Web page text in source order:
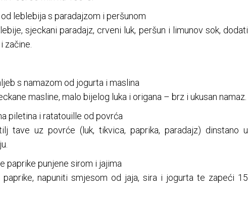
leblebija s paradajzom i peršunom
sjeckani paradajz, crveni luk, peršun i limunov sok, dodati
začine.
s namazom od jogurta i maslina
masline, malo bijelog luka i origana – brz i ukusan namaz.
piletina i ratatouille od povrća
tave uz povrće (luk, tikvica, paprika, paradajz) dinstano u
paprike punjene sirom i jajima
napuniti smjesom od jaja, sira i jogurta te zapeći 15